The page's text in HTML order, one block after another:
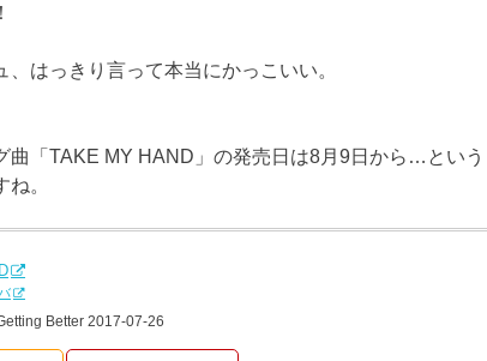
はっきり言って本当にかっこいい。
曲「TAKE MY HAND」の発売日は8月9日から…という
。
Better 2017-07-26